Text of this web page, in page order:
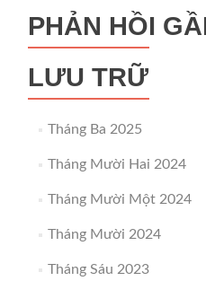
PHẢN HỒI
LƯU TRỮ
Tháng Ba 2025
Tháng Mười Hai 2024
Tháng Mười Một 2024
Tháng Mười 2024
Tháng Sáu 2023